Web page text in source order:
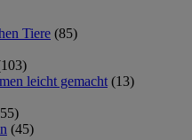
Tiere (85)
leicht gemacht (13)
(45)